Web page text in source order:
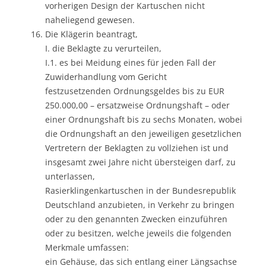
vorherigen Design der Kartuschen nicht
naheliegend gewesen.
Die Klägerin beantragt,
I. die Beklagte zu verurteilen,
I.1. es bei Meidung eines für jeden Fall der
Zuwiderhandlung vom Gericht
festzusetzenden Ordnungsgeldes bis zu EUR
250.000,00 – ersatzweise Ordnungshaft – oder
einer Ordnungshaft bis zu sechs Monaten, wobei
die Ordnungshaft an den jeweiligen gesetzlichen
Vertretern der Beklagten zu vollziehen ist und
insgesamt zwei Jahre nicht übersteigen darf, zu
unterlassen,
Rasierklingenkartuschen in der Bundesrepublik
Deutschland anzubieten, in Verkehr zu bringen
oder zu den genannten Zwecken einzuführen
oder zu besitzen, welche jeweils die folgenden
Merkmale umfassen:
ein Gehäuse, das sich entlang einer Längsachse